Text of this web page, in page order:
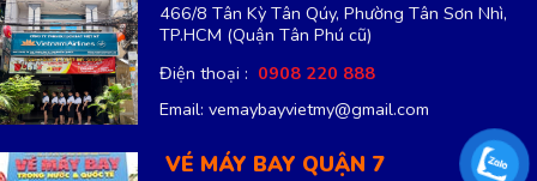
466/8 Tân Kỳ Tân Qúy, Phường Tân Sơn Nhì,
TP.HCM (Quận Tân Phú cũ)
Điện thoại : 0908 220 888
Email: vemaybayvietmy@gmail.com
VÉ MÁY BAY QUẬN 7